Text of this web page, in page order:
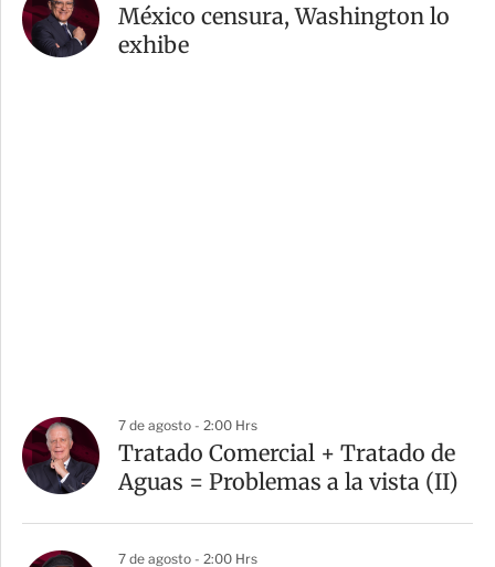
México censura, Washington lo
exhibe
7 de agosto - 2:00 Hrs
Tratado Comercial + Tratado de
Aguas = Problemas a la vista (II)
7 de agosto - 2:00 Hrs